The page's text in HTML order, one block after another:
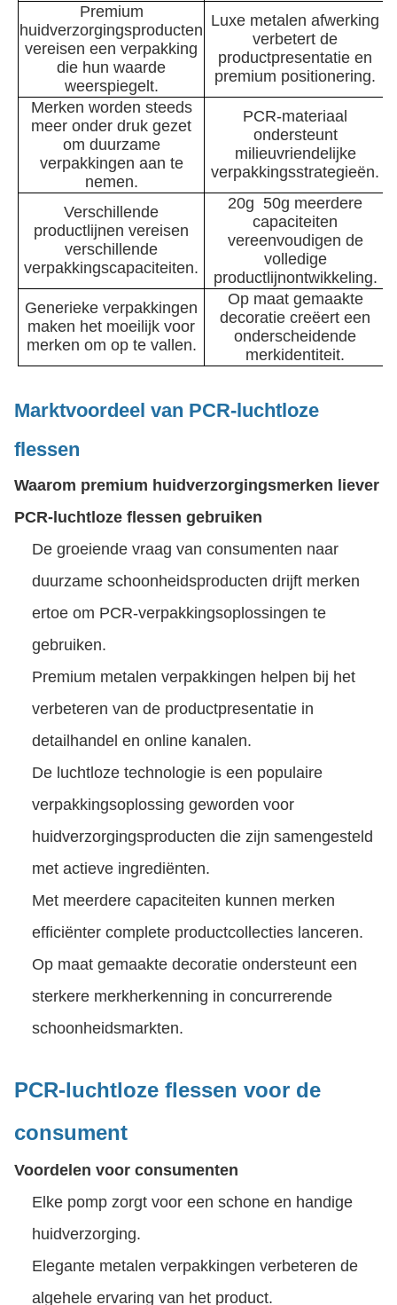
Premium
huidverzorgingsproducten
vereisen een verpakking
die hun waarde
weerspiegelt.
Luxe metalen afwerking
verbetert de
productpresentatie en
premium positionering.
Merken worden steeds
meer onder druk gezet
om duurzame
verpakkingen aan te
nemen.
PCR-materiaal
ondersteunt
milieuvriendelijke
verpakkingsstrategieën.
Verschillende
productlijnen vereisen
verschillende
verpakkingscapaciteiten.
20g  50g meerdere
capaciteiten
vereenvoudigen de
volledige
productlijnontwikkeling.
Generieke verpakkingen
maken het moeilijk voor
merken om op te vallen.
Op maat gemaakte
decoratie creëert een
onderscheidende
merkidentiteit.
Marktvoordeel van PCR-luchtloze
flessen
Waarom premium huidverzorgingsmerken liever
PCR-luchtloze flessen gebruiken
De groeiende vraag van consumenten naar
duurzame schoonheidsproducten drijft merken
ertoe om PCR-verpakkingsoplossingen te
gebruiken.
Premium metalen verpakkingen helpen bij het
verbeteren van de productpresentatie in
detailhandel en online kanalen.
De luchtloze technologie is een populaire
verpakkingsoplossing geworden voor
huidverzorgingsproducten die zijn samengesteld
met actieve ingrediënten.
Met meerdere capaciteiten kunnen merken
efficiënter complete productcollecties lanceren.
Op maat gemaakte decoratie ondersteunt een
sterkere merkherkenning in concurrerende
schoonheidsmarkten.
PCR-luchtloze flessen voor de
consument
Voordelen voor consumenten
Elke pomp zorgt voor een schone en handige
huidverzorging.
Elegante metalen verpakkingen verbeteren de
algehele ervaring van het product.